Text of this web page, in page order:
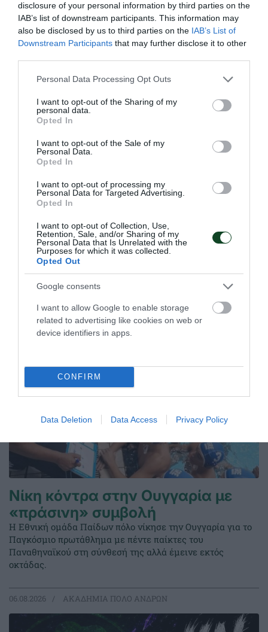
disclosure of your personal information by third parties on the
IAB’s list of downstream participants. This information may
also be disclosed by us to third parties on the IAB’s List of
Downstream Participants that may further disclose it to other
Please note that this website/app uses one or more Google
not limited to your visit or usage behaviour. You may click to
grant or deny consent to Google and its third-party tags to
use your data for below specified purposes in below Google
consent section.
Personal Data Processing Opt Outs
I want to opt-out of the Sharing of my
personal data.
Opted In
I want to opt-out of the Sale of my
Personal Data.
Opted In
I want to opt-out of processing my
Personal Data for Targeted Advertising.
Opted In
I want to opt-out of Collection, Use,
Retention, Sale, and/or Sharing of my
Personal Data that Is Unrelated with the
Purposes for which it was collected.
Opted Out
Google consents
I want to allow Google to enable storage
related to advertising like cookies on web or
device identifiers in apps.
CONFIRM
Data Deletion Data Access Privacy Policy
07.08.2026 EΝ ΑΘΗΝΑΙΣ
Ήττα από την Ιταλία στο τάι
μπρέικ
Στο δεύτερο ματς του τουρνουά που διεξάγεται στο
Ουρμπίνο το αντιπροσωπευτικό μας συγκρότημα ηττήθηκε
στο τάι μπρέικ από τη Μεσογειακή ομάδα της Ιταλίας.
06.08.2026 ΒΟΛΕΪ ΓΥΝΑΙΚΩΝ
Νίκη κόντρα στην Ουγγαρία με
«πράσινη» συμβολή
Η Εθνική ομάδα Παίδων πόλο νίκησε την Ουγγαρία για το
Παγκόσμιο πρωτάθλημα με πέντε παίκτες του
Παναθηναϊκού στη σύνθεσή της αλλά έμεινε εκτός
οκτάδας.
06.08.2026 ΑΚΑΔΗΜΙΑ ΠΟΛΟ ΑΝΔΡΩΝ